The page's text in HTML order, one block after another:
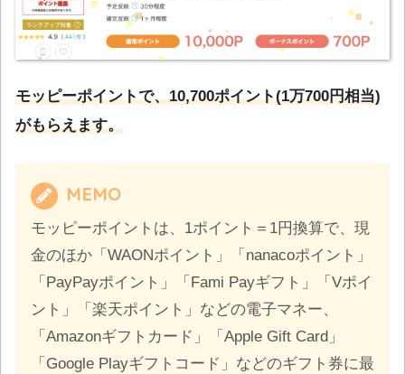
モッピーポイントで、10,700ポイント(1万700円相当)
がもらえます。
MEMO
モッピーポイントは、1ポイント＝1円換算で、現
金のほか「WAONポイント」「nanacoポイント」
「PayPayポイント」「Fami Payギフト」「Vポイ
ント」「楽天ポイント」などの電子マネー、
「Amazonギフトカード」「Apple Gift Card」
「Google Playギフトコード」などのギフト券に最